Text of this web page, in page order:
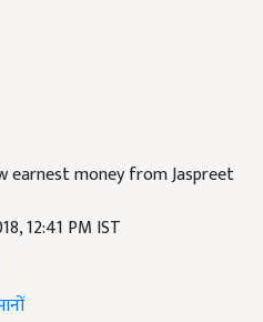
earnest money from Jaspreet
12:41 PM IST